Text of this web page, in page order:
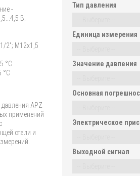
-
В;
2”; М12х1,5
°C
°C
APZ
применений
стали и
Тип давления
Единица измерения
Значение давления
Основная
Электрическое
Выходной сигнал